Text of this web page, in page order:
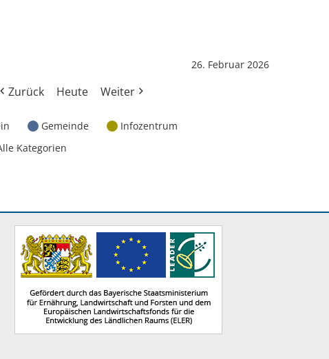
26. Februar 2026
Zurück Heute Weiter
Gemeinde
Infozentrum
Kategorien